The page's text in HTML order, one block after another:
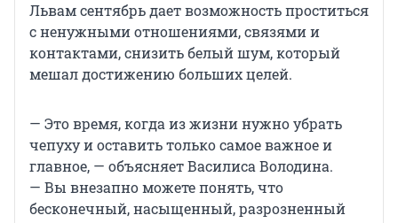
Львам сентябрь дает возможность проститься
с ненужными отношениями, связями и
контактами, снизить белый шум, который
мешал достижению больших целей.
— Это время, когда из жизни нужно убрать
чепуху и оставить только самое важное и
главное, — объясняет Василиса Володина.
— Вы внезапно можете понять, что
бесконечный, насыщенный, разрозненный